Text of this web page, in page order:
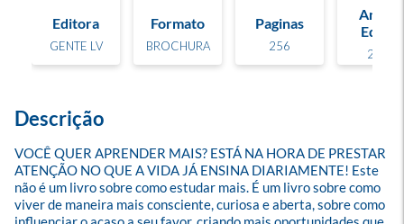
Editora
GENTE LV
Formato
BROCHURA
Paginas
256
Ano de
Edição
2025
Descrição
VOCÊ QUER APRENDER MAIS? ESTÁ NA HORA DE PRESTAR
ATENÇÃO NO QUE A VIDA JÁ ENSINA DIARIAMENTE! Este
não é um livro sobre como estudar mais. É um livro sobre como
viver de maneira mais consciente, curiosa e aberta, sobre como